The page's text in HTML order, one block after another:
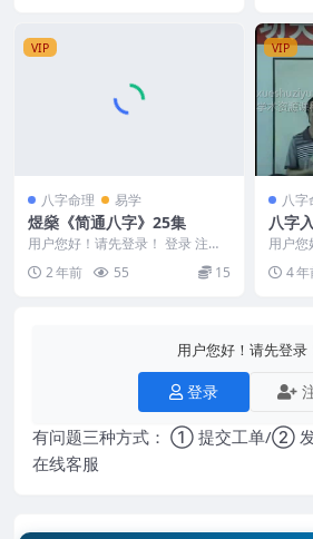
VIP
八字命理 易学
煜燊《简通八字》25集
用户您好！请先登录！ 登录 注册
煜燊《简通八字》25集 2411395
01、...
2 年前 55 15
VIP
八字
八字
柱八
百度
用户您
编号
炜 09...
4
用户您好！请先登录
登录
有问题三种方式： ① 提交工单/②
在线客服